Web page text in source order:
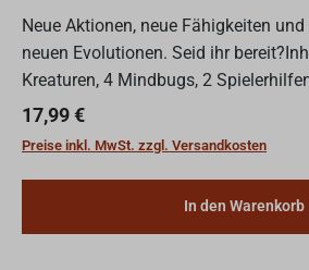
Neue Aktionen, neue Fähigkeiten
neuen Evolutionen. Seid ihr
Kreaturen, 4 Mindbugs, 2
Regelheft,Mindbug Jenseits der
Regulärer Preis:
17,99 €
Preise inkl. MwSt. zzgl. Versandkosten
In den Warenkorb